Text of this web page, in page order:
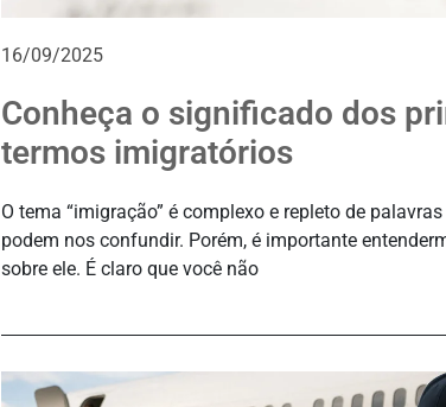
16/09/2025
Conheça o significado dos
termos imigratórios
O tema “imigração” é complexo e repleto de
podem nos confundir. Porém, é importante
sobre ele. É claro que você não